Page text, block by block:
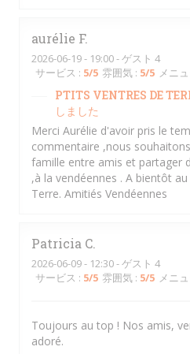
aurélie F
2026-06-19- 19:00 - ゲスト 4
サービス : 5/5 雰囲気 : 5/5 メニ
PTITS VENTRES DE
しました
Merci Aurélie d'avoir pris le
commentaire ,nous
famille entre amis et partager
,à la vendéennes . A bientôt
Terre. Amitiés Vendéennes
Patricia C
2026-06-09- 12:30 - ゲスト 4
サービス : 5/5 雰囲気 : 5/5 メニ
Toujours au top ! Nos amis,
adoré.